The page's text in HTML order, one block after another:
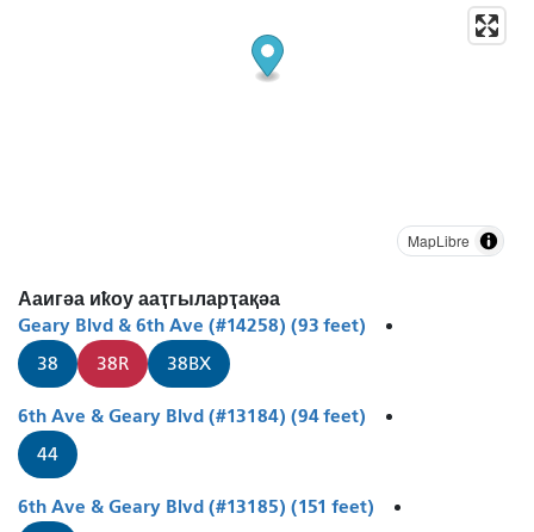
MapLibre
Ааигәа иҟоу ааҭгыларҭақәа
Geary Blvd & 6th Ave (#14258) (93 feet)
38 38R 38BX
6th Ave & Geary Blvd (#13184) (94 feet)
44
6th Ave & Geary Blvd (#13185) (151 feet)